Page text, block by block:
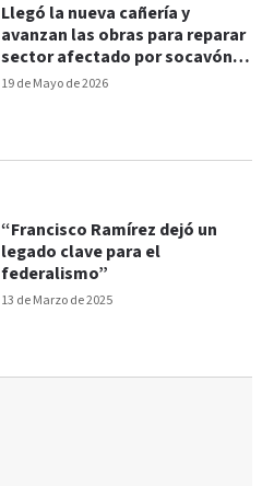
19 de Mayo de 2026
Llegó la nueva cañería y
avanzan las obras para reparar
sector afectado por socavón
en barrio Francisco Ramírez
13 de Marzo de 2025
“Francisco Ramírez dejó un
legado clave para el
federalismo”